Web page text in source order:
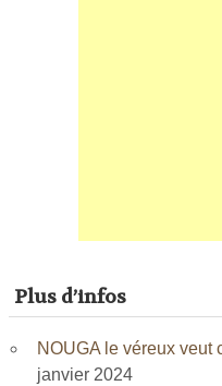
Plus d’infos
NOUGA le véreux veut
janvier 2024